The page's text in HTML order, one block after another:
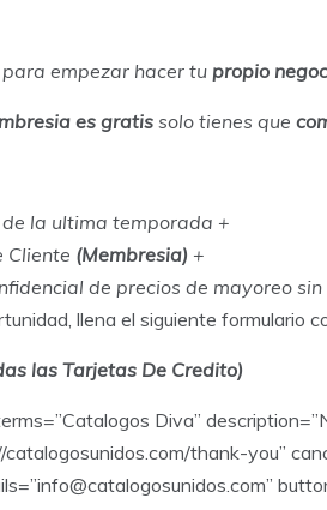
empezar hacer tu propio
es gratis solo tienes que
la ultima temporada +
Cliente (Membresia) +
de precios de mayoreo
llena el siguiente formulario
las Tarjetas De Credito)
Diva”
thank-you”